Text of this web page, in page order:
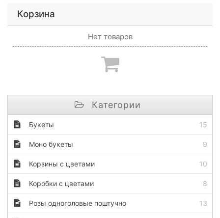
Корзина
Нет товаров
Категории
15
Букеты
9
Моно букеты
10
Корзины с цветами
8
Коробки с цветами
13
Розы одноголовые поштучно